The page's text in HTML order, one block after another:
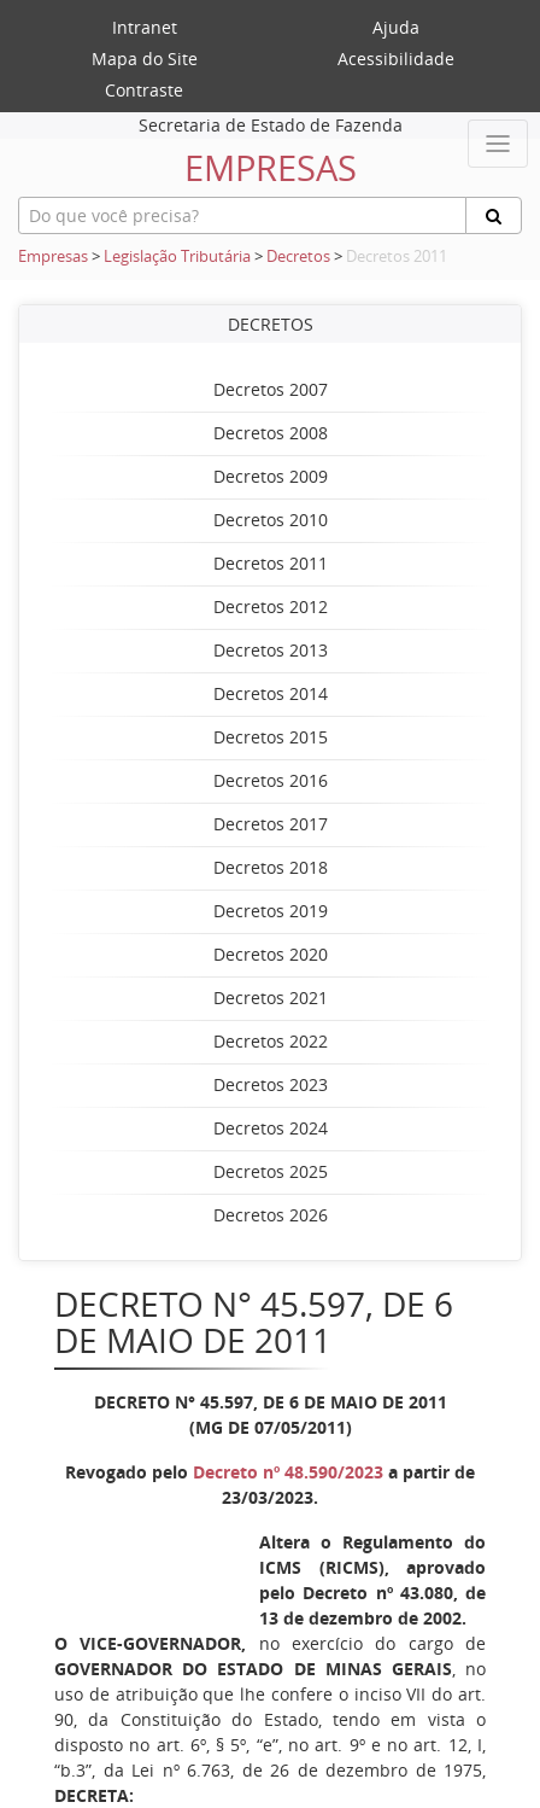
Intranet
Ajuda
Mapa do Site
Acessibilidade
Contraste
Secretaria de Estado de Fazenda
EMPRESAS
Empresas> Legislação Tributária> Decretos> Decretos 2011
DECRETOS
Decretos 2007
Decretos 2008
Decretos 2009
Decretos 2010
Decretos 2011
Decretos 2012
Decretos 2013
Decretos 2014
Decretos 2015
Decretos 2016
Decretos 2017
Decretos 2018
Decretos 2019
Decretos 2020
Decretos 2021
Decretos 2022
Decretos 2023
Decretos 2024
Decretos 2025
Decretos 2026
DECRETO N° 45.597, DE 6
DE MAIO DE 2011
DECRETO N° 45.597, DE 6 DE MAIO DE 2011
(MG DE 07/05/2011)
Revogado pelo Decreto nº 48.590/2023 a partir de
23/03/2023.
Altera o Regulamento do
ICMS (RICMS), aprovado
pelo Decreto nº 43.080, de
13 de dezembro de 2002.
O VICE-GOVERNADOR, no exercício do cargo de
GOVERNADOR DO ESTADO DE MINAS GERAIS, no
uso de atribuição que lhe confere o inciso VII do art.
90, da Constituição do Estado, tendo em vista o
disposto no art. 6º, § 5º, “e”, no art. 9º e no art. 12, I,
“b.3”, da Lei nº 6.763, de 26 de dezembro de 1975,
DECRETA: